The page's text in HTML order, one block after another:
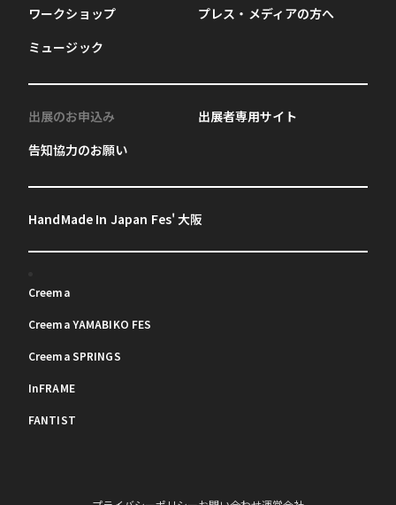
ワークショップ
ミュージック
プレス・メディアの方へ
出展のお申込み
告知協力のお願い
出展者専用サイト
HandMade In Japan Fes' 大阪
Creema
Creema YAMABIKO FES
Creema SPRINGS
InFRAME
FANTIST